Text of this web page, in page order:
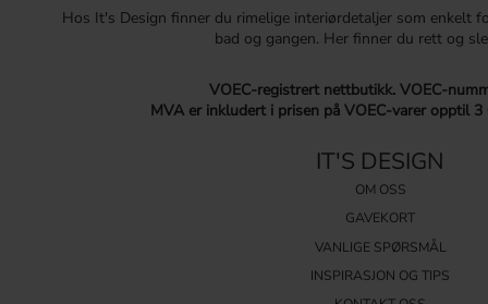
Hos It's Design finner du rimelige interiørdetaljer som enkelt
bad og gangen. Her finner du rett og
VOEC-registrert nettbutikk.VOEC-
MVA er inkludert i prisen på VOEC-varer opptil 3
IT'S DESIGN
OM OSS
GAVEKORT
VANLIGE SPØRSMÅL
INSPIRASJON OG TIPS